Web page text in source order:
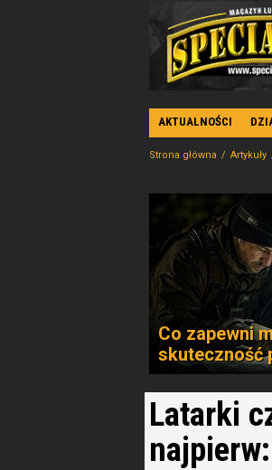
AKTUALNOŚCI
Strona główna Artykuły
Co zapewni
skuteczność
Latarki